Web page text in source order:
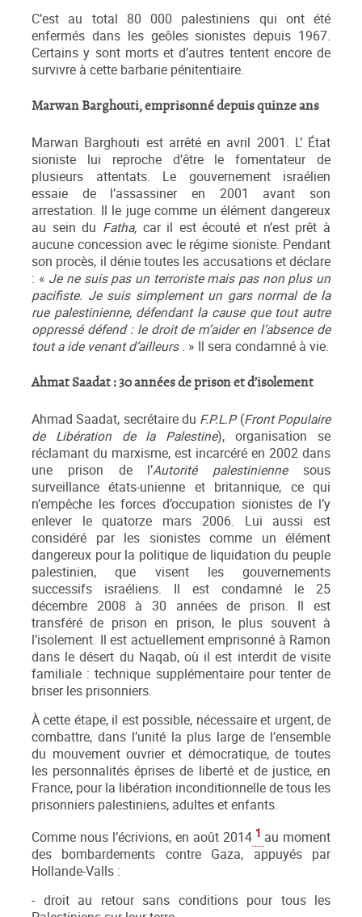
C’est au total 80 000 palestiniens qui ont été
enfermés dans les geôles sionistes depuis 1967.
Certains y sont morts et d’autres tentent encore de
survivre à cette barbarie pénitentiaire.
Marwan Barghouti, emprisonné depuis quinze ans
Marwan Barghouti est arrêté en avril 2001. L’ État
sioniste lui reproche d’être le fomentateur de
plusieurs attentats. Le gouvernement israélien
essaie de l’assassiner en 2001 avant son
arrestation. Il le juge comme un élément dangereux
au sein du Fatha,car il est écouté et n’est prêt à
aucune concession avec le régime sioniste. Pendant
son procès, il dénie toutes les accusations et déclare
: « Je ne suis pas un terroriste mais pas non plus un
pacifiste. Je suis simplement un gars normal de la
rue palestinienne, défendant la cause que tout autre
oppressé défend : le droit de m’aider en l’absence de
tout aide venant d’ailleurs. » Il sera condamné à vie.
Ahmat Saadat : 30 années de prison et d’isolement
Ahmad Saadat, secrétaire du F.P.L.P(Front Populaire
de Libération de la Palestine), organisation se
réclamant du marxisme, est incarcéré en 2002 dans
une prison de l’Autorité palestiniennesous
surveillance états-unienne et britannique, ce qui
n’empêche les forces d’occupation sionistes de l’y
enlever le quatorze mars 2006. Lui aussi est
considéré par les sionistes comme un élément
dangereux pour la politique de liquidation du peuple
palestinien, que visent les gouvernements
successifs israéliens. Il est condamné le 25
décembre 2008 à 30 années de prison. Il est
transféré de prison en prison, le plus souvent à
l’isolement. Il est actuellement emprisonné à Ramon
dans le désert du Naqab, où il est interdit de visite
familiale : technique supplémentaire pour tenter de
briser les prisonniers.
À cette étape, il est possible, nécessaire et urgent, de
combattre, dans l’unité la plus large de l’ensemble
du mouvement ouvrier et démocratique, de toutes
les personnalités éprises de liberté et de justice, en
France, pour la libération inconditionnelle de tous les
prisonniers palestiniens, adultes et enfants.
Comme nous l’écrivions, en août 2014 1 au moment
des bombardements contre Gaza, appuyés par
Hollande-Valls :
- droit au retour sans conditions pour tous les